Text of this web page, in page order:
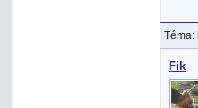
Téma:
Fik